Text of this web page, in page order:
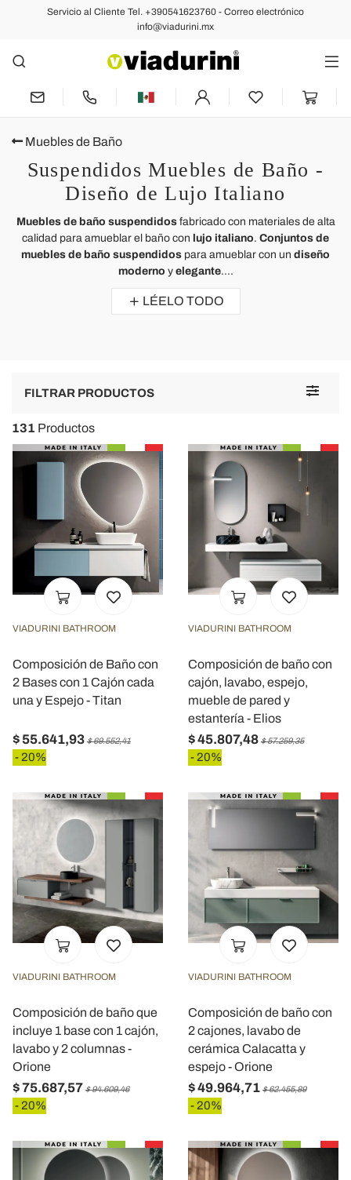
Servicio al Cliente Tel. +390541623760 - Correo electrónico
info@viadurini.mx
Muebles de Baño
Suspendidos Muebles de Baño -
Diseño de Lujo Italiano
Muebles de baño suspendidosfabricado con materiales de alta
calidad para amueblar el baño con lujo italiano. Conjuntos de
muebles de baño suspendidos para amueblar con un diseño
moderno y elegante....
LÉELO TODO
Toggle
FILTRAR PRODUCTOS
131 Productos
VIADURINI BATHROOM
Composición de Baño con
2 Bases con 1 Cajón cada
una y Espejo - Titan
$ 55.641,93 $ 69.552,41
- 20%
VIADURINI BATHROOM
Composición de baño con
cajón, lavabo, espejo,
mueble de pared y
estantería - Elios
$ 45.807,48 $ 57.259,35
- 20%
VIADURINI BATHROOM
Composición de baño que
incluye 1 base con 1 cajón,
lavabo y 2 columnas -
Orione
$ 75.687,57 $ 94.609,46
- 20%
VIADURINI BATHROOM
Composición de baño con
2 cajones, lavabo de
cerámica Calacatta y
espejo - Orione
$ 49.964,71 $ 62.455,89
- 20%